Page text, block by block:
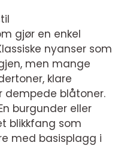
gjør en enkel
nyanser som
men mange
klare
dempede blåtoner.
burgunder eller
blikkfang som
med basisplagg i